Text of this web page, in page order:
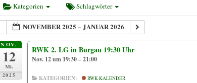
Kategorien Schlagwörter
NOVEMBER 2025 – JANUAR 2026
NOV.
12
Mi.
2025
RWK 2. LG in Burgau 19:30 Uhr
Nov. 12 um 19:30 – 21:00
KATEGORIEN: RWK KALENDER